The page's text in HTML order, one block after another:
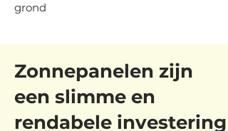
grond
Zonnepanelen zijn
een slimme en
rendabele investering